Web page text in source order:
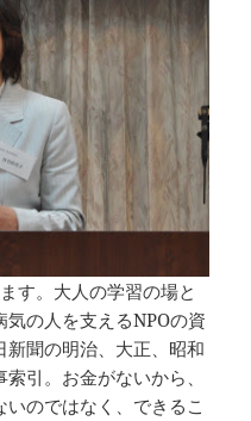
す。大人の学習の場と
の人を支えるNPOの資
聞の明治、大正、昭和
引。お金がないから、
のではなく、できるこ